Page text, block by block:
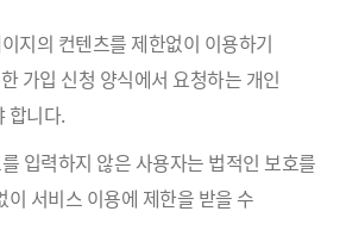
지의 컨텐츠를 제한없이 이용하기
가입 신청 양식에서 요청하는 개인
합니다.
입력하지 않은 사용자는 법적인 보호를
이 서비스 이용에 제한을 받을 수